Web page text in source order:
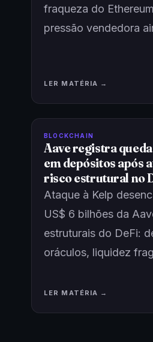
fraqueza do
pressão vendedora
LER MATÉRIA →
BLOCKCHAIN
Aave registra
em depósitos após
risco estrutural no
Ataque à Kelp
US$ 6 bilhões da
estruturais do DeFi:
oráculos, liquidez
LER MATÉRIA →